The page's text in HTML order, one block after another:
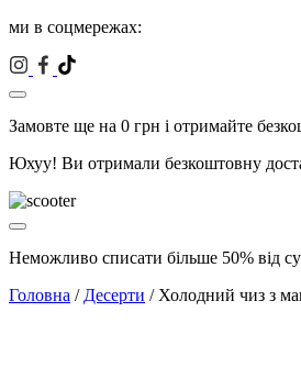
ми в соцмережах:
Замовте ще на 0 грн і отримайте
Юхуу! Ви отримали безкоштовну
Неможливо списати більше 50% від
Головна / Десерти / Холодний чиз з